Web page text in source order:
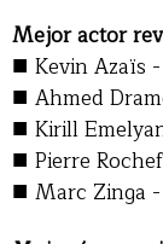
Mejor actor
■ Kevin Azaïs
■ Ahmed
■ Kirill
■ Pierre
■ Marc Zinga